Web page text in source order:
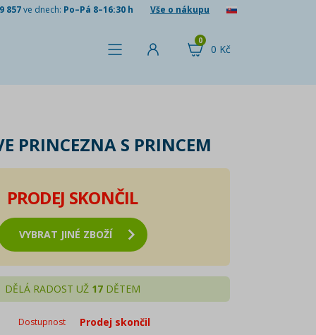
857ve dnech: Po–Pá 8–16:30 h Vše o nákupu
0 Kč
0
PRINCEZNA S PRINCEM
PRODEJ SKONČIL
VYBRAT JINÉ ZBOŽÍ
DĚLÁ RADOST UŽ 17DĚTEM
Dostupnost Prodej skončil